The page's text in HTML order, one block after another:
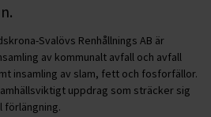
Svalövs Renhållnings AB är
av kommunalt avfall och avfall
insamling av slam, fett och fosforfällor.
uppdrag som sträcker sig
förlängning.